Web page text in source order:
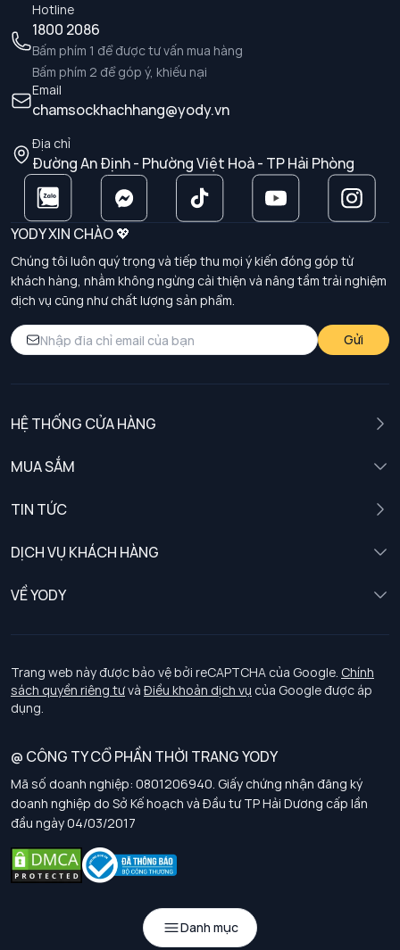
Danh mục
Hotline
1800 2086
Bấm phím 1 để được tư vấn mua hàng
Bấm phím 2 để góp ý, khiếu nại
Email
chamsockhachhang@yody.vn
Địa chỉ
Đường An Định - Phường Việt Hoà - TP Hải Phòng
YODY XIN CHÀO 💖
Chúng tôi luôn quý trọng và tiếp thu mọi ý kiến đóng góp từ
khách hàng, nhằm không ngừng cải thiện và nâng tầm trải nghiệm
dịch vụ cũng như chất lượng sản phẩm.
Gửi
HỆ THỐNG CỬA HÀNG
MUA SẮM
TIN TỨC
DỊCH VỤ KHÁCH HÀNG
Chính sách khách hàng thân thiết
Chính sách bảo vệ dữ liệu cá nhân
Chính sách thanh toán, giao nhận
Chính sách chất lượng và an toàn sức khoẻ nghề nghiệp
Chính sách đơn đồng phục
Hướng dẫn chọn kích thước
VỀ YODY
Tuyển dụng
Trang web này được bảo vệ bởi reCAPTCHA của Google. Chính
sách quyền riêng tưvà Điều khoản dịch vụ của Google được áp
dụng.
@ CÔNG TY CỔ PHẦN THỜI TRANG YODY
Mã số doanh nghiệp: 0801206940. Giấy chứng nhận đăng ký
doanh nghiệp do Sở Kế hoạch và Đầu tư TP Hải Dương cấp lần
đầu ngày 04/03/2017